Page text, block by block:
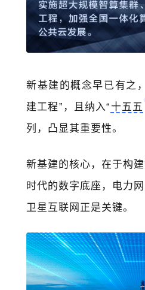
新基建的概念早已有之
建工程”，且纳入“ 十五五
列，凸显其重要性。
新基建的核心，在于构建
时代的数字底座，电力
卫星互联网正是关键。